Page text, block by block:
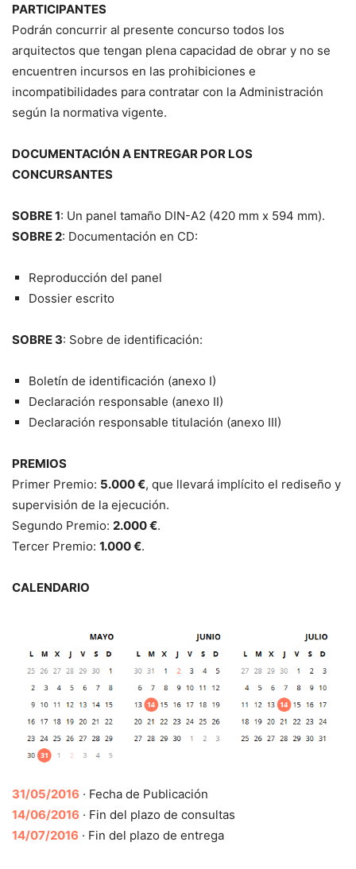
PARTICIPANTES
Podrán concurrir al presente concurso todos los
arquitectos que tengan plena capacidad de obrar y no se
encuentren incursos en las prohibiciones e
incompatibilidades para contratar con la Administración
según la normativa vigente.
DOCUMENTACIÓN A ENTREGAR POR LOS
CONCURSANTES
SOBRE 1: Un panel tamaño DIN-A2 (420 mm x 594 mm).
SOBRE 2: Documentación en CD:
Reproducción del panel
Dossier escrito
SOBRE 3: Sobre de identificación:
Boletín de identificación (anexo I)
Declaración responsable (anexo II)
Declaración responsable titulación (anexo III)
PREMIOS
Primer Premio: 5.000 €, que llevará implícito el rediseño y
supervisión de la ejecución.
Segundo Premio: 2.000 €.
Tercer Premio: 1.000 €.
CALENDARIO
31/05/2016 · Fecha de Publicación
14/06/2016 · Fin del plazo de consultas
14/07/2016 · Fin del plazo de entrega